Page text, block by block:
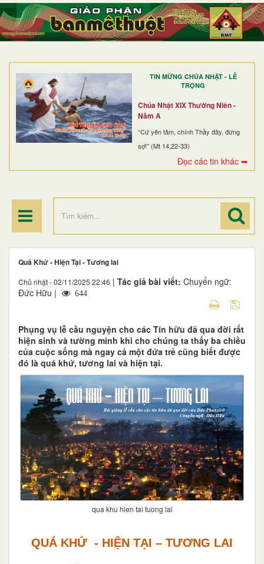
TIN MỪNG CHÚA NHẬT - LỄ
TRỌNG
Chúa Nhật XIX Thường Niên -
Năm A
“Cứ yên tâm, chính Thầy đây, đừng
sợ!” (Mt 14,22-33)
Đọc các tin khác ➥
TRANG NHẤT
GIỚI THIỆU
DÒNG TU
BAN MỤC VỤ
ĐOÀN THỂ CG
ĐIỂM HÀNH HƯƠNG
Quá Khứ - Hiện Tại - Tương lai
Chủ nhật - 02/11/2025 22:46 | Tác giả bài viết: Chuyển ngữ:
Đức Hữu |
644
Phụng vụ lễ cầu nguyện cho các Tín hữu đã qua đời rất
hiện sinh và tường minh khi cho chúng ta thấy ba chiều
của cuộc sống mà ngay cả một đứa trẻ cũng biết được
đó là quá khứ, tương lai và hiện tại.
qua khu hien tai tuong lai
QUÁ KHỨ - HIỆN TẠI – TƯƠNG LAI